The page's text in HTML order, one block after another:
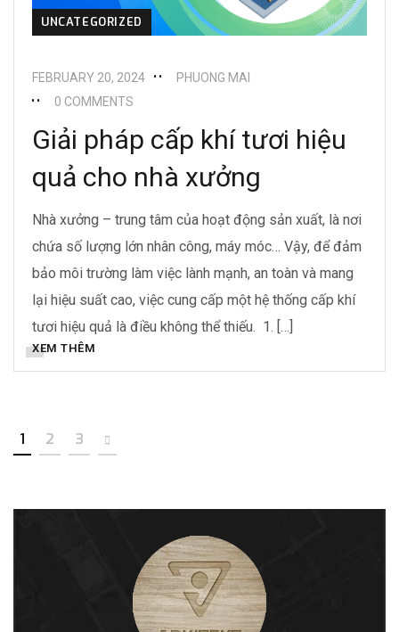
UNCATEGORIZED
FEBRUARY 20, 2024
PHUONG MAI
0 COMMENTS
Giải pháp cấp khí tươi hiệu
quả cho nhà xưởng
Nhà xưởng – trung tâm của hoạt động sản xuất, là nơi
chứa số lượng lớn nhân công, máy móc… Vậy, để đảm
bảo môi trường làm việc lành mạnh, an toàn và mang
lại hiệu suất cao, việc cung cấp một hệ thống cấp khí
tươi hiệu quả là điều không thể thiếu. 1. […]
XEM THÊM
1 2 3